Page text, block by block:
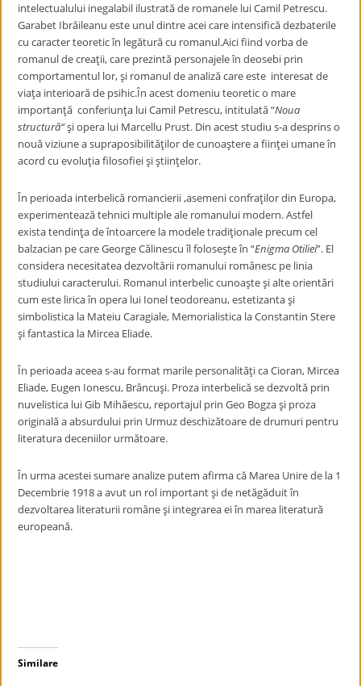
intelectualului inegalabil ilustrată de romanele lui Camil Petrescu.
Garabet Ibrăileanu este unul dintre acei care intensifică dezbaterile
cu caracter teoretic în legătură cu romanul.Aici fiind vorba de
romanul de creaţii, care prezintă personajele în deosebi prin
comportamentul lor, şi romanul de analiză care este interesat de
viaţa interioară de psihic.În acest domeniu teoretic o mare
importanţă conferiunţa lui Camil Petrescu, intitulată “Noua
structură“şi opera lui Marcellu Prust. Din acest studiu s-a desprins o
nouă viziune a supraposibilităţilor de cunoaştere a fiinţei umane în
acord cu evoluţia filosofiei şi ştiinţelor.
În perioada interbelică romancierii ,asemeni confraţilor din Europa,
experimentează tehnici multiple ale romanului modern. Astfel
exista tendinţa de întoarcere la modele tradiţionale precum cel
balzacian pe care George Călinescu îl foloseşte în “Enigma Otiliei”. El
considera necesitatea dezvoltării romanului românesc pe linia
studiului caracterului. Romanul interbelic cunoaşte şi alte orientări
cum este lirica în opera lui Ionel teodoreanu, estetizanta şi
simbolistica la Mateiu Caragiale, Memorialistica la Constantin Stere
şi fantastica la Mircea Eliade.
În perioada aceea s-au format marile personalităţi ca Cioran, Mircea
Eliade, Eugen Ionescu, Brâncuşi. Proza interbelică se dezvoltă prin
nuvelistica lui Gib Mihăescu, reportajul prin Geo Bogza şi proza
originală a absurdului prin Urmuz deschizătoare de drumuri pentru
literatura deceniilor următoare.
În urma acestei sumare analize putem afirma că Marea Unire de la 1
Decembrie 1918 a avut un rol important şi de netăgăduit în
dezvoltarea literaturii române şi integrarea ei în marea literatură
europeană.
Similare